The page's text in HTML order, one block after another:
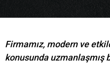
Firmamız, modern ve
konusunda uzmanlaşmış